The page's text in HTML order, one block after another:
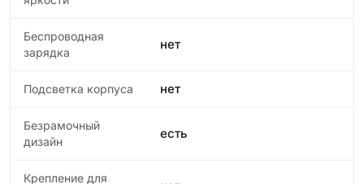
Беспроводная
зарядка
нет
Подсветка корпуса нет
Безрамочный
дизайн
есть
Крепление для